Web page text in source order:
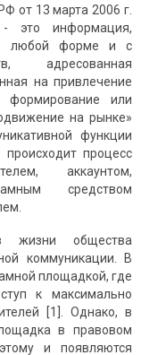
от 13 марта 2006 г.
информация,
в любой форме и с
адресованная
на привлечение
формирование или
на рынке»
функции
процесс
аккаунтом,
средством
жизни общества
коммуникации. В
площадкой, где
к максимально
[1]. Однако, в
в правовом
и появляются